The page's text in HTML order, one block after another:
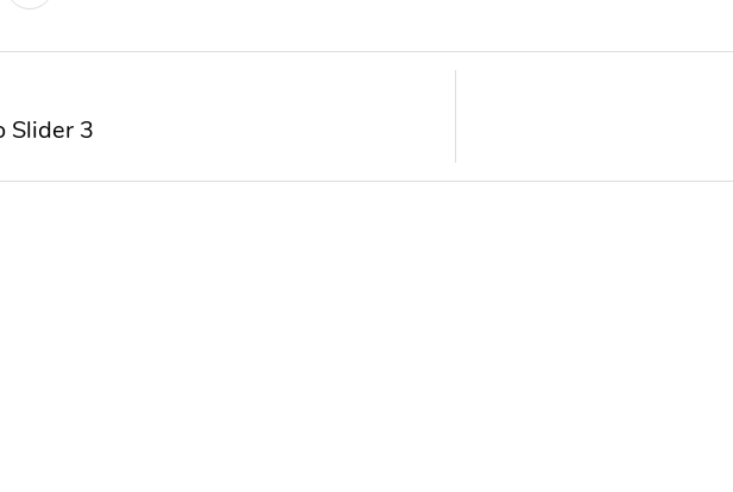
Slider 3